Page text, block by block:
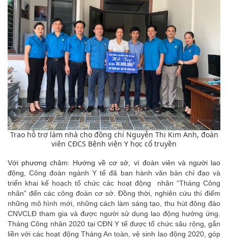
Trao hỗ trợ làm nhà cho đồng chí Nguyễn Thị Kim Anh, đoàn
viên CĐCS Bệnh viện Y học cổ truyền
Với phương châm: Hướng về cơ sở, vì đoàn viên và người lao
động,
Công đoàn ngành Y tế đã ban hành văn bản chỉ đạo và
triển khai kế hoạch tổ chức các hoạt động nhân “Tháng Công
nhân” đến các công đoàn cơ sở. Đồng thời, nghiên cứu thí điểm
những mô hình mới, những cách làm sáng tạo, thu hút đông đảo
CNVCLĐ tham gia và được người sử dụng lao động hưởng ứng.
Tháng Công nhân 2020 tại CĐN Y tế được tổ chức sâu rộng, gắn
liền với các hoạt động Tháng An toàn, vệ sinh lao động 2020, góp